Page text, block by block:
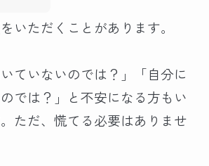
いただくことがあります。
ていないのでは？」「自分に
では？」と不安になる方もい
ただ、慌てる必要はありませ